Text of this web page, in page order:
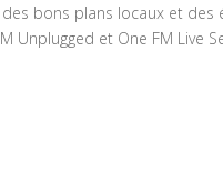
bons plans locaux et des
Unplugged et One FM Live